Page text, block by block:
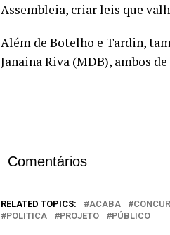
Assembleia, criar leis que
Além de Botelho e Tardin,
Janaina Riva (MDB), ambos
Comentários
RELATED TOPICS: ACABA
POLITICA
PROJETO PÚBLICO